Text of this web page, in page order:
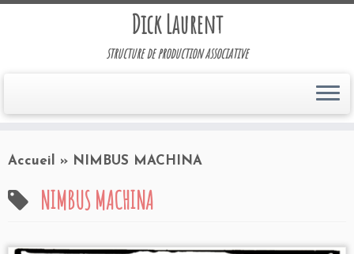
Dick Laurent
structure de production associative
Accueil » NIMBUS MACHINA
NIMBUS MACHINA